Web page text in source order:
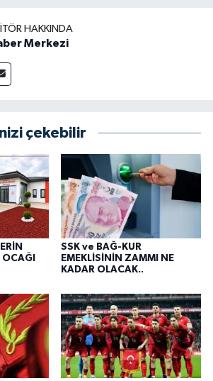
HAKKINDA
Merkezi
çekebilir
SSK ve BAĞ-KUR
EMEKLİSİNİN ZAMMI NE
KADAR OLACAK..